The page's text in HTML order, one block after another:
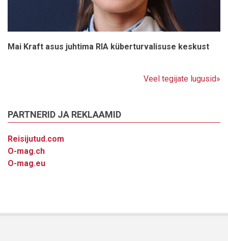
Mai Kraft asus juhtima RIA küberturvalisuse keskust
Veel tegijate lugusid»
PARTNERID JA REKLAAMID
Reisijutud.com
O-mag.ch
O-mag.eu